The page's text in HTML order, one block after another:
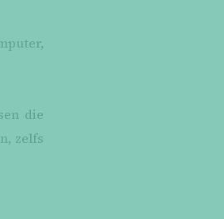
die
zelfs